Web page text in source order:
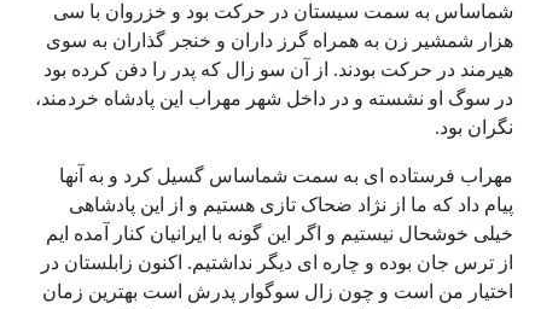
شماساس به سمت سیستان در حرکت بود و خزروان با سی
هزار شمشیر زن به همراه گرز داران و خنجر گذاران به سوی
هیرمند در حرکت بودند. از آن سو زال که پدر را دفن کرده بود
در سوگ او نشسته و در داخل شهر مهراب این پادشاه خردمند،
نگران بود.
مهراب فرستاده ای به سمت شماساس گسیل کرد و به آنها
پیام داد که ما از نژاد ضحاک تازی هستیم و از این پادشاهی
خیلی خوشحال نیستیم و اگر این گونه با ایرانیان کنار آمده ایم
از ترس جان بوده و چاره ای دیگر نداشتیم. اکنون زابلستان در
اختیار من است و چون زال سوگوار پدرش است بهترین زمان